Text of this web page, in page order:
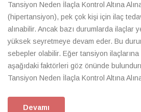
Tansiyon Neden İlaçla Kontrol Altına
(hipertansiyon), pek çok kişi için ilaç
alınabilir. Ancak bazı durumlarda ilaçlar
yüksek seyretmeye devam eder. Bu
sebepler olabilir. Eğer tansiyon
aşağıdaki faktörleri göz önünde
Tansiyon Neden İlaçla Kontrol Altına
Devamı